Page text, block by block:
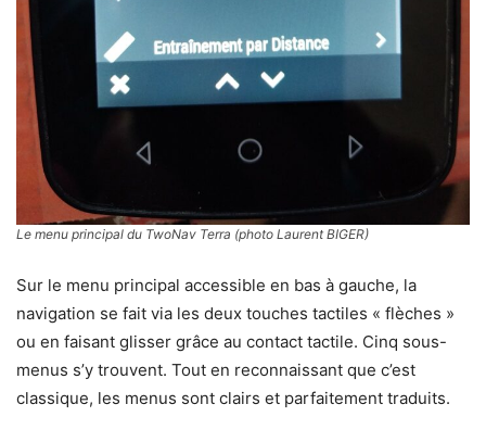
Le menu principal du TwoNav Terra (photo Laurent BIGER)
Sur le menu principal accessible en bas à gauche, la
navigation se fait via les deux touches tactiles « flèches »
ou en faisant glisser grâce au contact tactile. Cinq sous-
menus s’y trouvent. Tout en reconnaissant que c’est
classique, les menus sont clairs et parfaitement traduits.